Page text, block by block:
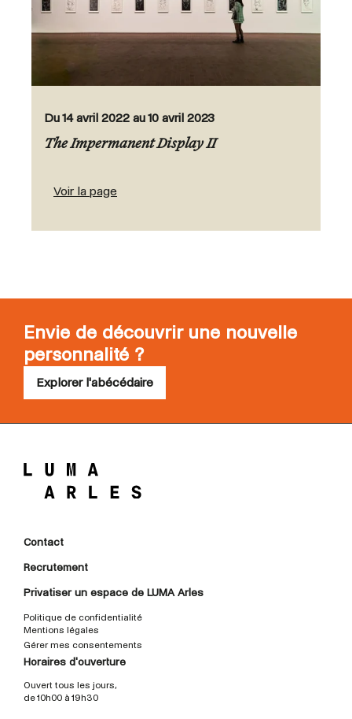
The Impermanent Display II
Du 14 avril 2022 au 10 avril 2023
Voir la page
Envie de découvrir une nouvelle
personnalité ?
Explorer l'abécédaire
Contact
Recrutement
Privatiser un espace de LUMA Arles
Politique de confidentialité
Mentions légales
Gérer mes consentements
Horaires d'ouverture
Ouvert tous les jours,
de 10h00 à 19h30